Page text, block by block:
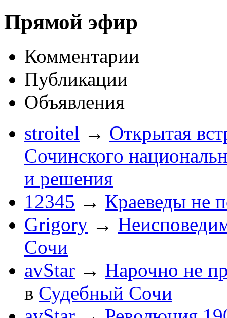
Прямой эфир
Комментарии
Публикации
Объявления
stroitel → Открытая
Сочинского
и решения
12345 → Краеведы не
Grigory →
Сочи
avStar → Нарочно не
в Судебный Сочи